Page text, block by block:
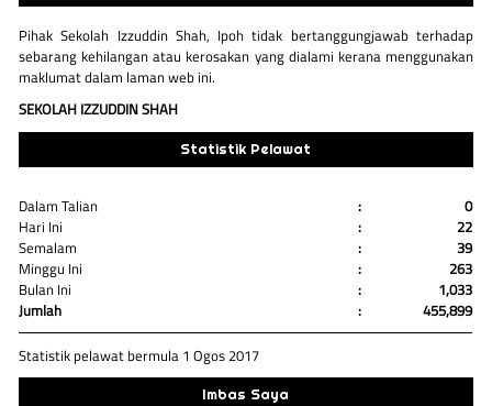
Pihak Sekolah Izzuddin Shah, Ipoh tidak bertanggungjawab terhadap
sebarang kehilangan atau kerosakan yang dialami kerana menggunakan
maklumat dalam laman web ini.
SEKOLAH IZZUDDIN SHAH
Statistik Pelawat
Dalam Talian
Hari Ini
Semalam
Minggu Ini
Bulan Ini
Jumlah
:
:
:
:
:
:
0
22
39
263
1,033
455,899
Statistik pelawat bermula 1 Ogos 2017
Imbas Saya